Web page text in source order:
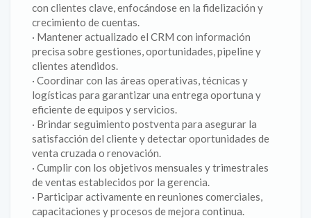
con clientes clave, enfocándose en la fidelización y
crecimiento de cuentas.
· Mantener actualizado el CRM con información
precisa sobre gestiones, oportunidades, pipeline y
clientes atendidos.
· Coordinar con las áreas operativas, técnicas y
logísticas para garantizar una entrega oportuna y
eficiente de equipos y servicios.
· Brindar seguimiento postventa para asegurar la
satisfacción del cliente y detectar oportunidades de
venta cruzada o renovación.
· Cumplir con los objetivos mensuales y trimestrales
de ventas establecidos por la gerencia.
· Participar activamente en reuniones comerciales,
capacitaciones y procesos de mejora continua.